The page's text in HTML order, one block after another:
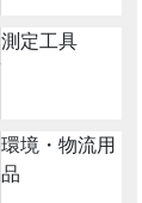
測定工具
環境・物流用
品